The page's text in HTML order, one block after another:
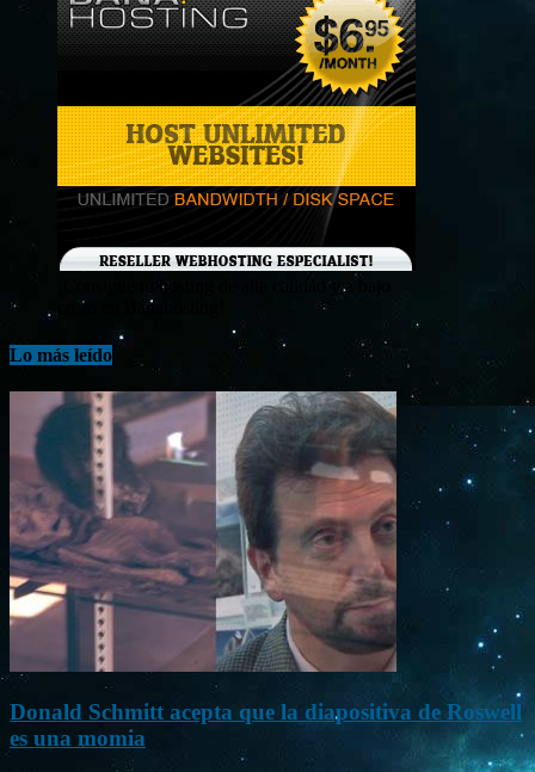
¡Consigue tu hosting de alta calidad y a bajo
costo en Banahosting!
Lo más leído
Donald Schmitt acepta que la diapositiva de Roswell
es una momia